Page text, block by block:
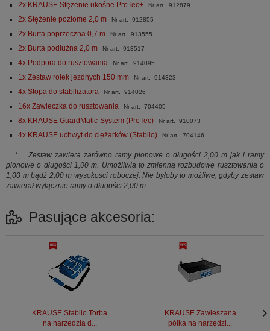
2x KRAUSE Stężenie ukośne ProTec+ Nr art. 912879
2x Stężenie poziome 2,0 m Nr art. 912855
2x Burta poprzeczna 0,7 m Nr art. 913555
2x Burta podłużna 2,0 m Nr art. 913517
4x Podpora do rusztowania Nr art. 914095
1x Zestaw rolek jezdnych 150 mm Nr art. 914323
4x Stopa do stabilizatora Nr art. 914026
16x Zawleczka do rusztowania Nr art. 704405
8x KRAUSE GuardMatic-System (ProTec) Nr art. 910073
4x KRAUSE uchwyt do ciężarków (Stabilo) Nr art. 704146
* = Zestaw zawiera zarówno ramy pionowe o długości 2,00 m jak i ramy
pionowe o długości 1,00 m. Umożliwia to zmienną rozbudowę rusztowania o
1,00 m bądź 2,00 m wysokości roboczej. Nie byłoby to możliwe, gdyby zestaw
zawierał wyłącznie ramy o długości 2,00 m.
Pasujące akcesoria:
KRAUSE Stabilo Torba
na narzedzia d...
KRAUSE Zawieszana
półka na narzędzi...